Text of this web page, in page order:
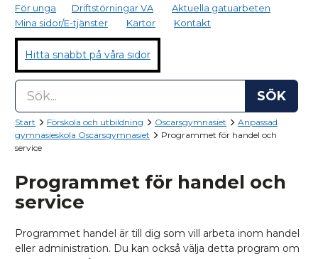
För unga Driftstörningar VA
Aktuella gatuarbeten
Mina sidor/E-tjänster
Kartor Kontakt
Hitta snabbt på våra sidor
SÖK
Start Förskola och utbildning Oscarsgymnasiet
Anpassad
gymnasieskola Oscarsgymnasiet
Programmet för handel och
service
Programmet för handel och
service
Programmet handel är till dig som vill arbeta inom handel
eller administration. Du kan också välja detta program om